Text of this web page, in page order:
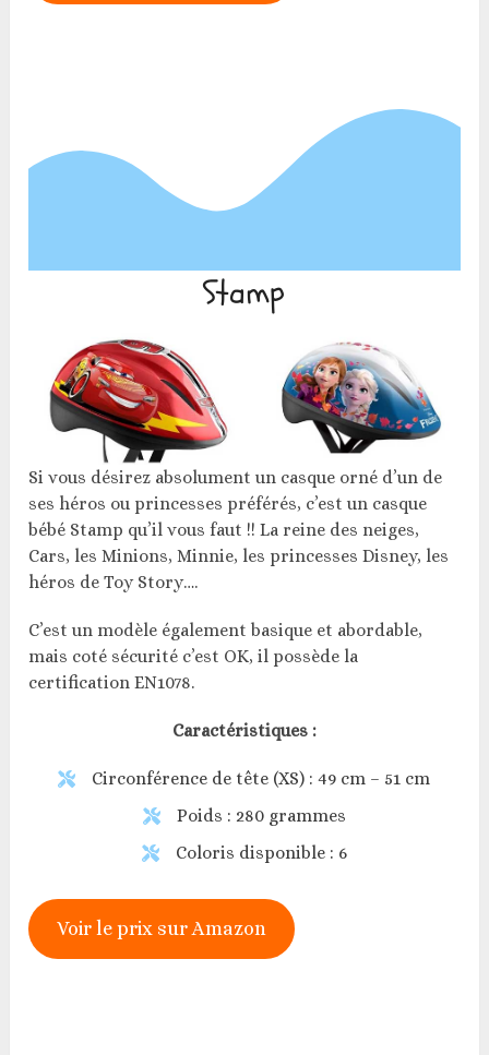
Stamp
Si vous désirez absolument un casque orné d’un de
ses héros ou princesses préférés, c’est un casque
bébé Stamp qu’il vous faut !! La reine des neiges,
Cars, les Minions, Minnie, les princesses Disney, les
héros de Toy Story….
C’est un modèle également basique et abordable,
mais coté sécurité c’est OK, il possède la
certification EN1078.
Caractéristiques :
Circonférence de tête (XS) : 49 cm – 51 cm
Poids : 280 grammes
Coloris disponible : 6
Voir le prix sur Amazon